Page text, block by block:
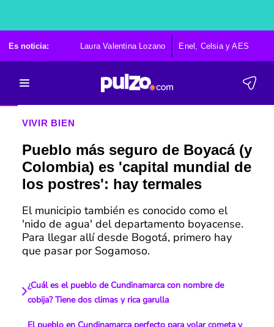
Es noticia: Laura Valentina Lozano Enel, Celsia y AES
VIVIR BIEN
Pueblo más seguro de Boyacá (y
Colombia) es 'capital mundial de
los postres': hay termales
El municipio también es conocido como el
'nido de agua' del departamento boyacense.
Para llegar allí desde Bogotá, primero hay
que pasar por Sogamoso.
¿Cuál es el pueblo de Cundinamarca con nombre de
cobija? Tiene dos climas y rica garulla